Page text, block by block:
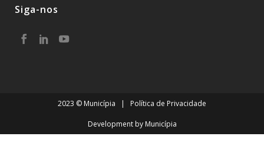
Siga-nos
2023 © Municípia | Política de Privacidade
Development by Municípia